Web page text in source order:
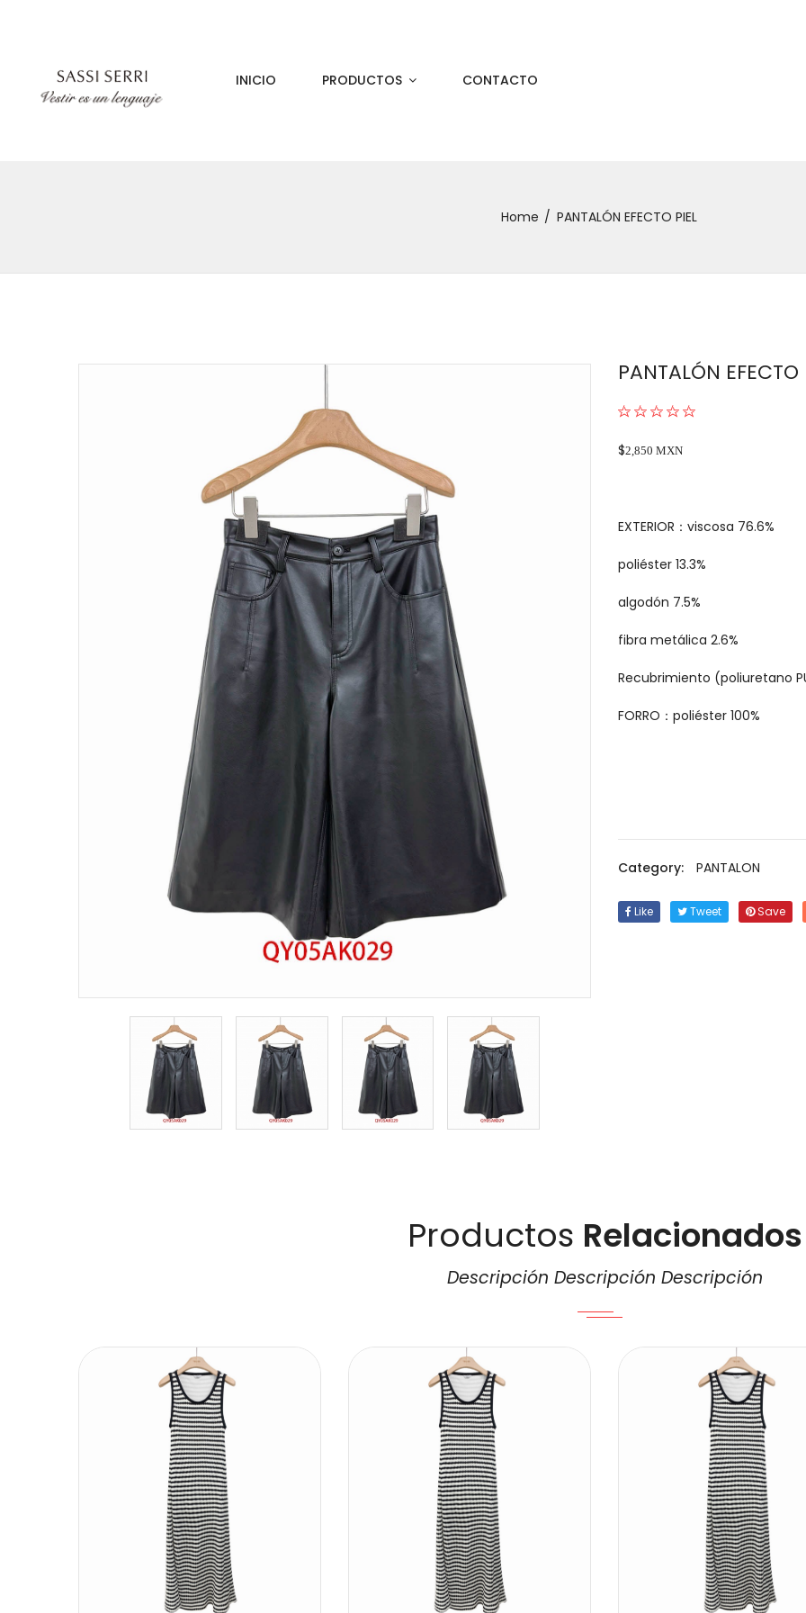
INICIO PRODUCTOS CONTACTO
Home PANTALÓN EFECTO PIEL
PANTALÓN EFECTO
$2,850 MXN
EXTERIOR：viscosa 76.6%
poliéster 13.3%
algodón 7.5%
fibra metálica 2.6%
Recubrimiento (poliuretano
FORRO：poliéster 100%
Category: PANTALON
Like Tweet Save
Productos Relacionados
Descripción Descripción Descripción